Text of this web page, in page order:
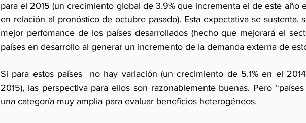
para el 2015 (un crecimiento global de 3.9% que incrementa el de este año
en relación al pronóstico de octubre pasado). Esta expectativa se sustenta,
mejor perfomance de los países desarrollados (hecho que mejorará el
países en desarrollo al generar un incremento de la demanda externa de
Si para estos países  no hay variación (un crecimiento de 5.1% en el
2015), las perspectiva para ellos son razonablemente buenas. Pero
una categoría muy amplia para evaluar beneficios heterogéneos.